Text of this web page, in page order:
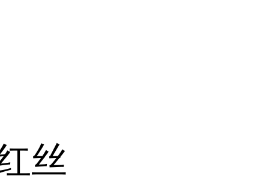
丝